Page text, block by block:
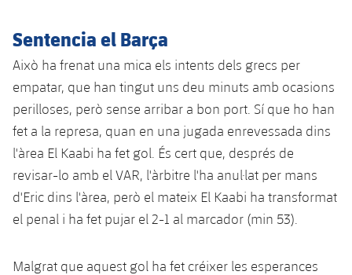
Masculí
Femení
Agenda
Actualitat
Jugadors
Calendari
Resultats
Classificació
Hockey gel
plusicon
més
Actualitat
Calendari
Resultats
Hoquei herba
plusicon
més
Notícies
Hockey Herba Masculí
Hockey Herba Femení
Patinatge artístic
plusicon
més
Actualitat
Plantilla
Escola de Patinatge
Rugby
plusicon
més
plusicon
més
Sentencia el Barça
Això ha frenat una mica els intents dels grecs per
empatar, que han tingut uns deu minuts amb ocasions
perilloses, però sense arribar a bon port. Sí que ho han
fet a la represa, quan en una jugada enrevessada dins
l'àrea El Kaabi ha fet gol. És cert que, després de
revisar-lo amb el VAR, l'àrbitre l'ha anul·lat per mans
d'Eric dins l'àrea, però el mateix El Kaabi ha transformat
el penal i ha fet pujar el 2-1 al marcador (min 53).
Malgrat que aquest gol ha fet créixer les esperances